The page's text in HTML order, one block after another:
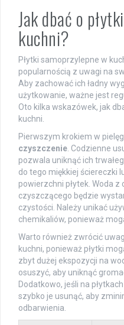
Jak dbać o
kuchni?
Płytki samoprzylepne w
popularnością z uwagi na
Aby zachować ich ładny
użytkowanie, ważne jest
Oto kilka wskazówek, jak
kuchni.
Pierwszym krokiem w
czyszczenie. Codzienne
pozwala uniknąć ich
do tego miękkiej ściereczki
powierzchni płytek. Woda
czyszczącego będzie
czystości. Należy unikać
chemikaliów, ponieważ
Warto również zwrócić
kuchni, ponieważ płytki
zbyt dużej ekspozycji na
osuszyć, aby uniknąć
Dodatkowo, jeśli na
szybko je usunąć, aby
odbarwienia.